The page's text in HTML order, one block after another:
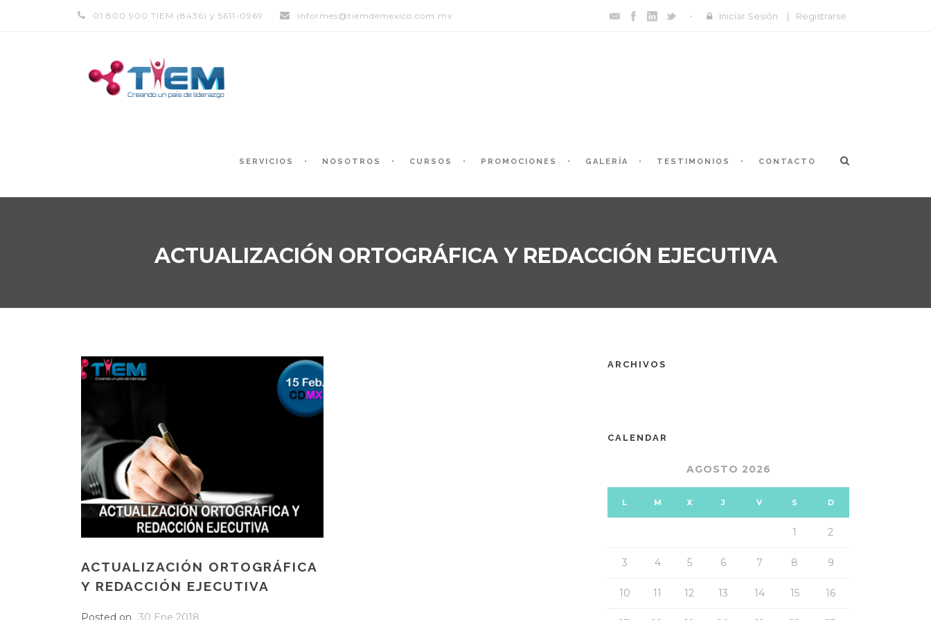
01 800 900 TIEM (8436) y 5611-0969 informes@tiemdemexico.com.mx Iniciar Sesión | Registrarse
SERVICIOS NOSOTROS CURSOS PROMOCIONES GALERÍA TESTIMONIOS CONTACTO
ACTUALIZACIÓN ORTOGRÁFICA Y REDACCIÓN EJECUTIVA
ACTUALIZACIÓN ORTOGRÁFICA
Y REDACCIÓN EJECUTIVA
Posted on 30 Ene 2018
ARCHIVOS
CALENDAR
AGOSTO 2026
L M X J V S D
1 2
3 4 5 6 7 8 9
10 11 12 13 14 15 16